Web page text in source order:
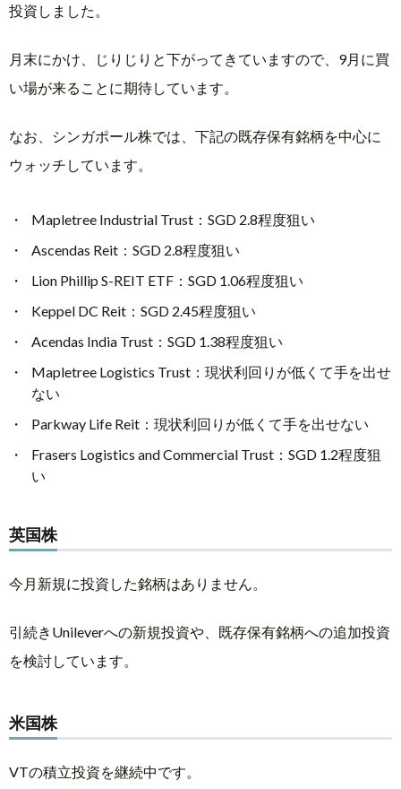
投資しました。
月末にかけ、じりじりと下がってきていますので、9月に買
い場が来ることに期待しています。
なお、シンガポール株では、下記の既存保有銘柄を中心に
ウォッチしています。
Mapletree Industrial Trust：SGD 2.8程度狙い
Ascendas Reit：SGD 2.8程度狙い
Lion Phillip S-REIT ETF：SGD 1.06程度狙い
Keppel DC Reit：SGD 2.45程度狙い
Acendas India Trust：SGD 1.38程度狙い
Mapletree Logistics Trust：現状利回りが低くて手を出せ
ない
Parkway Life Reit：現状利回りが低くて手を出せない
Frasers Logistics and Commercial Trust：SGD 1.2程度狙
い
英国株
今月新規に投資した銘柄はありません。
引続きUnileverへの新規投資や、既存保有銘柄への追加投資
を検討しています。
米国株
VTの積立投資を継続中です。